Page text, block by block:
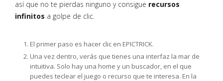
así que no te pierdas ninguno y consigue recursos
infinitos a golpe de clic.
El primer paso es hacer clic en EPICTRICK.
Una vez dentro, verás que tienes una interfaz la mar de
intuitiva. Solo hay una home y un buscador, en el que
puedes teclear el juego o recurso que te interesa. En la